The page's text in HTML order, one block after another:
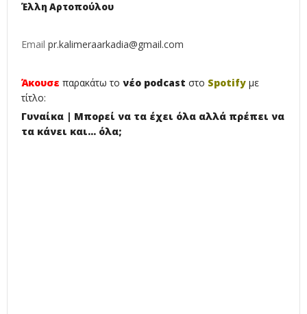
Έλλη Αρτοπούλου
Email pr.kalimeraarkadia@gmail.com
Άκουσε παρακάτω το νέο podcast στο Spotify με
τίτλο:
Γυναίκα | Μπορεί να τα έχει όλα αλλά πρέπει να
τα κάνει και... όλα;